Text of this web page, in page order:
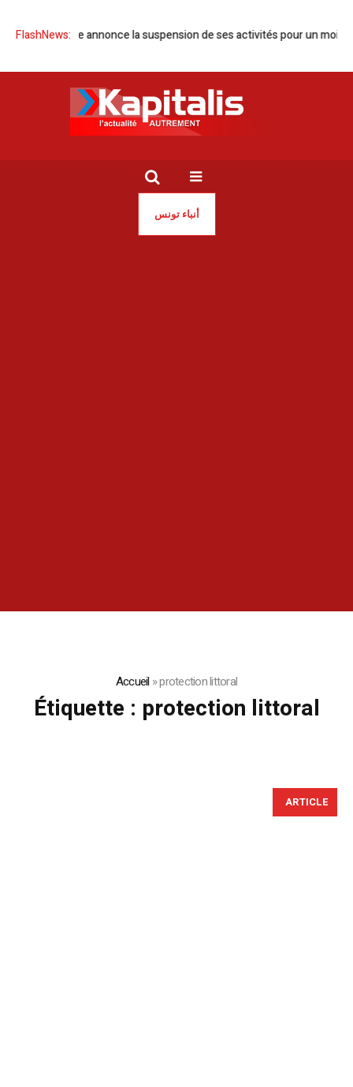
FlashNews:
OMCT Tunisie annonce la suspension de ses activités pour un mois
أنباء تونس
Accueil »protection littoral
Étiquette : protection littoral
ARTICLE